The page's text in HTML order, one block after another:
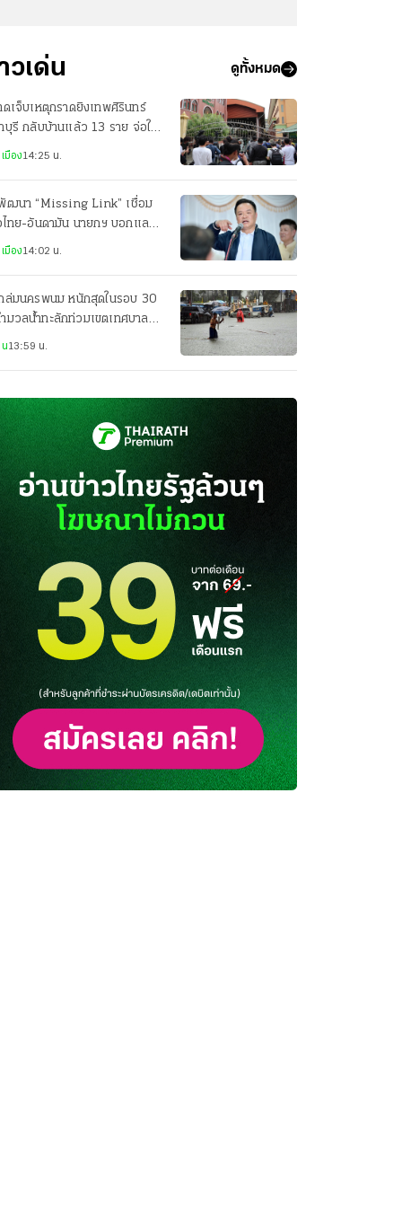
วเด่น ดูทั้งหมด
ดเจ็บเหตุกราดยิงเทพศิรินทร์
บุรี กลับบ้านแล้ว 13 ราย จ่อให้
ก 2 ราย
มือง14:25 น.
ฒนา “Missing Link” เชื่อม
ไทย-อันดามัน นายกฯ บอกแลนด์
จ์ค่อยว่ากัน
มือง14:02 น.
ล่มนครพนม หนักสุดในรอบ 30
มวลน้ำทะลักท่วมเขตเทศบาล
13:59 น.